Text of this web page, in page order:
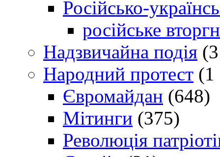
Російсько-
російське
Надзвичайна подія
Народний протест (1
Євромайдан (648)
Мітинги (375)
Революція